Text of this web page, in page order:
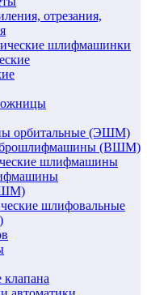
отрезания,
шлифмашинки
орбитальные (ЭШМ)
(ВШМ)
шлифмашины
шлифовальные